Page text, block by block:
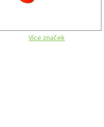
Více značek